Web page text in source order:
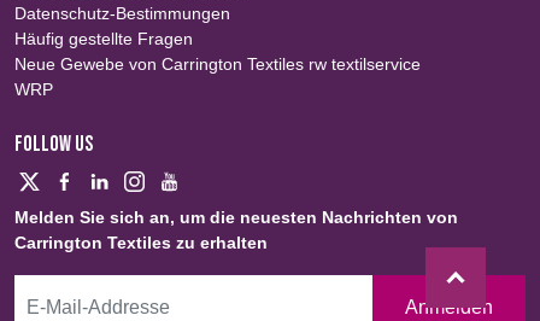
Datenschutz-Bestimmungen
Häufig gestellte Fragen
Neue Gewebe von Carrington Textiles rw textilservice
WRP
FOLLOW US
Melden Sie sich an, um die neuesten Nachrichten von
Carrington Textiles zu erhalten
Anmelden